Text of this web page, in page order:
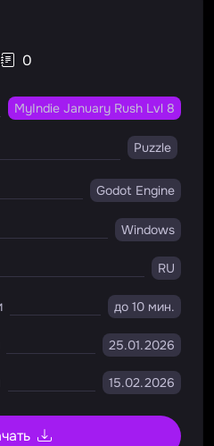
0
MyIndie January Rush Lvl 8
Puzzle
Godot Engine
Windows
RU
до 10 мин.
25.01.2026
15.02.2026